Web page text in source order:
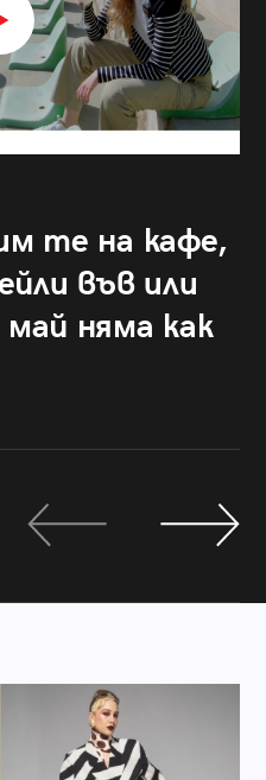
те на кафе,
във или
май няма как